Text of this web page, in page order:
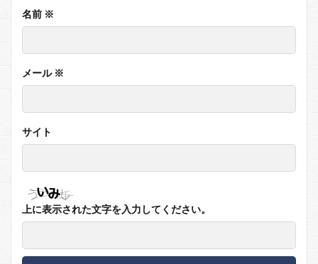
名前 ※
メール ※
サイト
上に表示された文字を入力してください。